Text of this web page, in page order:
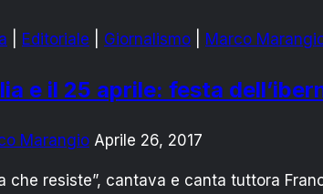
CIMITERIALI
PUGLIESI
Editoriale Giornalismo Marco
e il 25 aprile: festa
Marangio Aprile 26, 2017
che resiste”, cantava e canta tuttora